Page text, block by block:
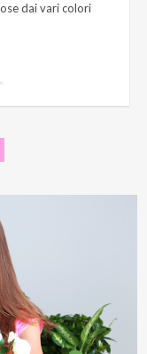
dai vari colori